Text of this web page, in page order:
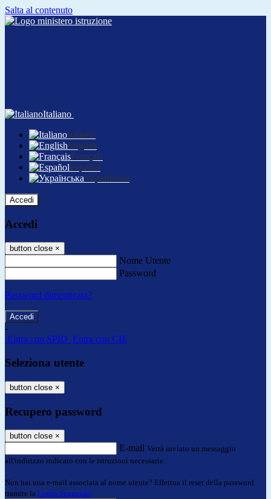
Salta al contenuto
Italiano
Italiano
English
Français
Español
Українська
Accedi
Accedi
button close ×
Nome Utente
Password
Password dimenticata?
-
Entra con SPID Entra con CIE
Seleziona utente
button close ×
Recupero password
button close ×
E-mail Verrà inviato un messaggio
all'indirizzo indicato con le istruzioni necessarie.
Non hai una e-mail associata al nome utente? Effettua il reset della password
tramite la Login Spaggiari